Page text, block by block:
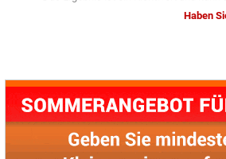
Haben